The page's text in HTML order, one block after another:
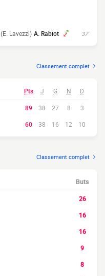
37'
A. Rabiot
(E. Lavezzi)
Classement complet
Pts J G N D
89 38 27 8
3
60 38 16 12 10
Classement complet
Buts
26
16
16
9
8